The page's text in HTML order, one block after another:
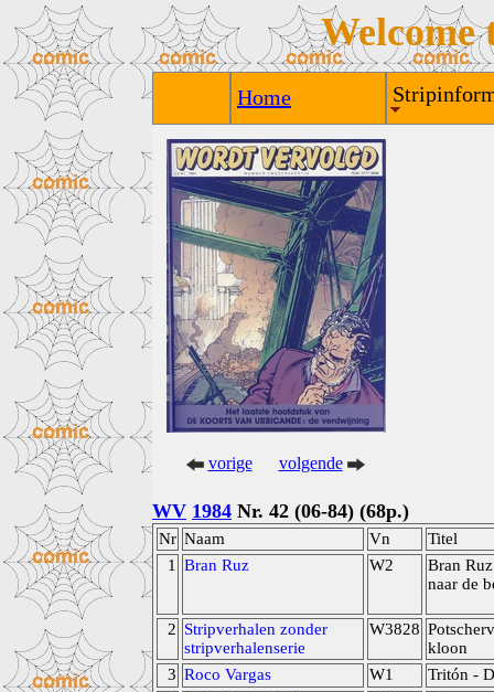
Welcome
Home
vorige volgende
WV 1984 Nr. 42 (06-84) (68p.)
Nr Naam Vn
Titel
1
Bran Ruz W2
Bran
naar de
2 Stripverhalen zonder
stripverhalenserie
W3828
kloon
3 Roco Vargas W1
Tritón -